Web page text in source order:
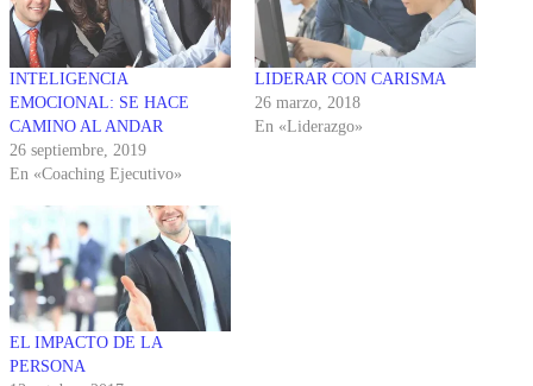
INTELIGENCIA
EMOCIONAL: SE HACE
CAMINO AL ANDAR
26 septiembre, 2019
En «Coaching Ejecutivo»
LIDERAR CON CARISMA
26 marzo, 2018
En «Liderazgo»
EL IMPACTO DE LA
PERSONA